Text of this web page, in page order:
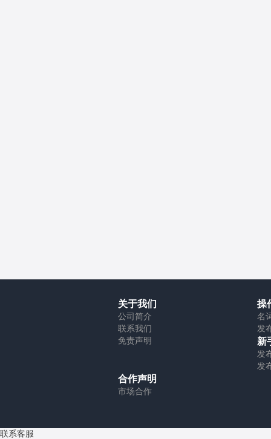
关于我们
公司简介
联系我们
免责声明
操
名
发
新
发
发
合作声明
市场合作
联系客服